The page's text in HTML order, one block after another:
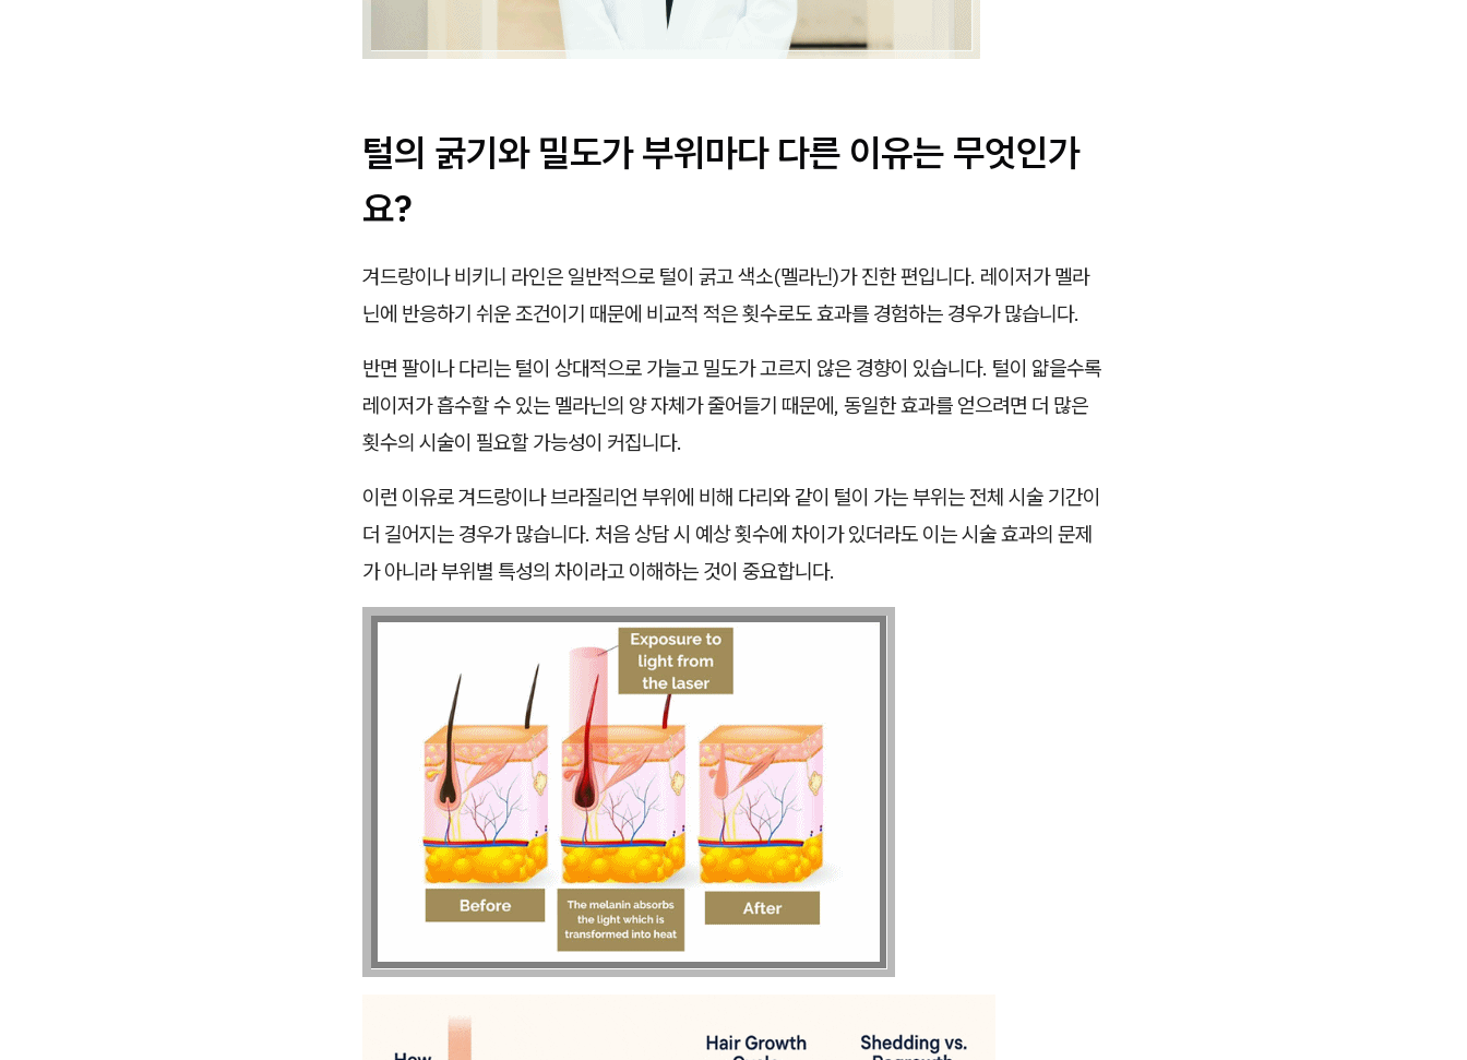
털의 굵기와 밀도가 부위마다 다른 이유는 무엇인가
요?
겨드랑이나 비키니 라인은 일반적으로 털이 굵고 색소(멜라닌)가 진한 편입니다. 레이저가 멜라
닌에 반응하기 쉬운 조건이기 때문에 비교적 적은 횟수로도 효과를 경험하는 경우가 많습니다.
반면 팔이나 다리는 털이 상대적으로 가늘고 밀도가 고르지 않은 경향이 있습니다. 털이 얇을수록
레이저가 흡수할 수 있는 멜라닌의 양 자체가 줄어들기 때문에, 동일한 효과를 얻으려면 더 많은
횟수의 시술이 필요할 가능성이 커집니다.
이런 이유로 겨드랑이나 브라질리언 부위에 비해 다리와 같이 털이 가는 부위는 전체 시술 기간이
더 길어지는 경우가 많습니다. 처음 상담 시 예상 횟수에 차이가 있더라도 이는 시술 효과의 문제
가 아니라 부위별 특성의 차이라고 이해하는 것이 중요합니다.